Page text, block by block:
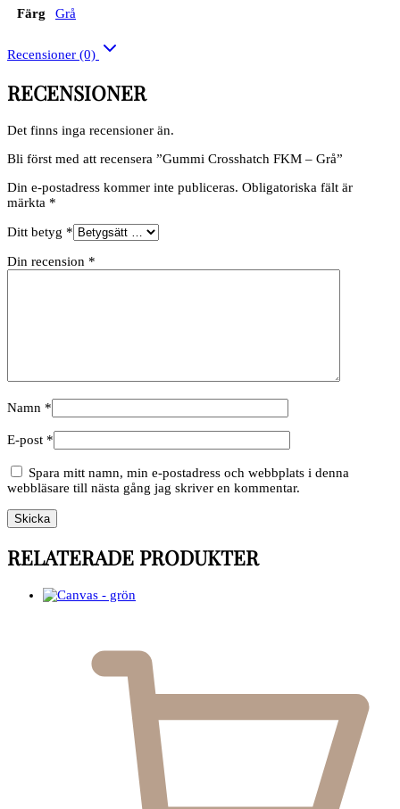
Färg Grå
Recensioner (0)
RECENSIONER
Det finns inga recensioner än.
Bli först med att recensera ”Gummi Crosshatch FKM – Grå”
Din e-postadress kommer inte publiceras. Obligatoriska fält är
märkta *
Ditt betyg *
Din recension *
Namn *
E-post *
Spara mitt namn, min e-postadress och webbplats i denna
webbläsare till nästa gång jag skriver en kommentar.
RELATERADE PRODUKTER